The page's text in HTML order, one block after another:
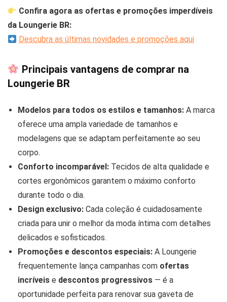
Confira agora as ofertas e promoções imperdíveis
da Loungerie BR:
Descubra as últimas novidades e promoções aqui
Principais vantagens de comprar na
Loungerie BR
Modelos para todos os estilos e tamanhos: A marca
oferece uma ampla variedade de tamanhos e
modelagens que se adaptam perfeitamente ao seu
corpo.
Conforto incomparável: Tecidos de alta qualidade e
cortes ergonômicos garantem o máximo conforto
durante todo o dia.
Design exclusivo: Cada coleção é cuidadosamente
criada para unir o melhor da moda íntima com detalhes
delicados e sofisticados.
Promoções e descontos especiais: A Loungerie
frequentemente lança campanhas com ofertas
incríveis e descontos progressivos — é a
oportunidade perfeita para renovar sua gaveta de